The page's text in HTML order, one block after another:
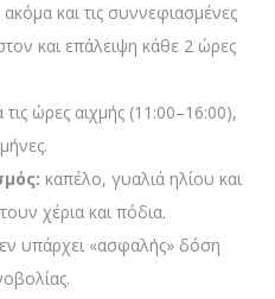
ακόμα και τις συννεφιασμένες
και επάλειψη κάθε 2 ώρες
τις ώρες αιχμής (11:00–16:00),
καπέλο, γυαλιά ηλίου και
χέρια και πόδια.
υπάρχει «ασφαλής» δόση